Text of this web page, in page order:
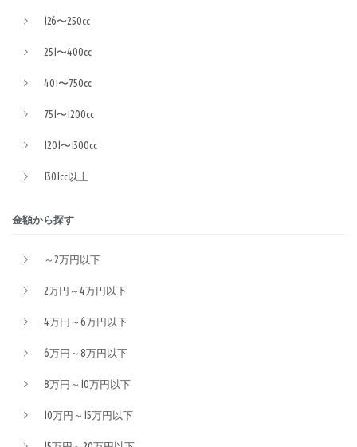
126〜250cc
251〜400cc
401〜750cc
751〜1200cc
1201〜1300cc
1301cc以上
金額から探す
～2万円以下
2万円～4万円以下
4万円～6万円以下
6万円～8万円以下
8万円～10万円以下
10万円～15万円以下